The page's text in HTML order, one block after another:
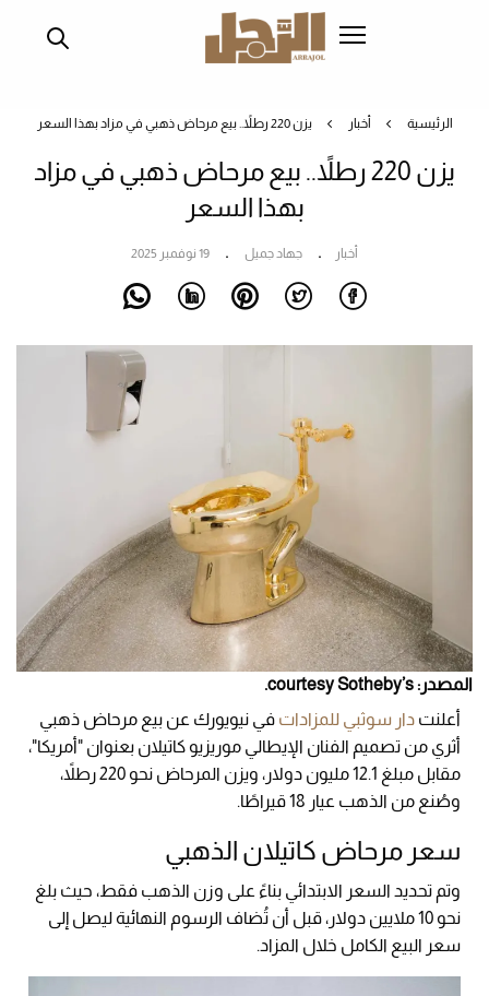
الرئيسية أخبار يزن 220 رطلاً.. بيع مرحاض ذهبي في مزاد بهذا السعر
يزن 220 رطلاً.. بيع مرحاض ذهبي في مزاد
بهذا السعر
أخبار جهاد جميل 19 نوفمبر 2025
المصدر: courtesy Sotheby’s.
أعلنت دار سوثبي للمزادات في نيويورك عن بيع مرحاض ذهبي
أثري من تصميم الفنان الإيطالي موريزيو كاتيلان بعنوان "أمريكا"،
مقابل مبلغ 12.1 مليون دولار، ويزن المرحاض نحو 220 رطلاً،
وصُنع من الذهب عيار 18 قيراطًا.
سعر مرحاض كاتيلان الذهبي
وتم تحديد السعر الابتدائي بناءً على وزن الذهب فقط، حيث بلغ
نحو 10 ملايين دولار، قبل أن تُضاف الرسوم النهائية ليصل إلى
سعر البيع الكامل خلال المزاد.